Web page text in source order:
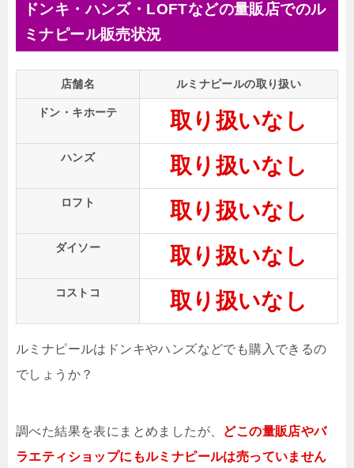
ドンキ・ハンズ・LOFTなどの量販店でのル
ミナピール販売状況
店舗名 ルミナピールの取り扱い
ドン・キホーテ 取り扱いなし
ハンズ 取り扱いなし
ロフト 取り扱いなし
ダイソー 取り扱いなし
コストコ 取り扱いなし
ルミナピールはドンキやハンズなどでも購入できるの
でしょうか？
調べた結果を表にまとめましたが、 どこの量販店やバ
ラエティショップにもルミナピールは売っていません